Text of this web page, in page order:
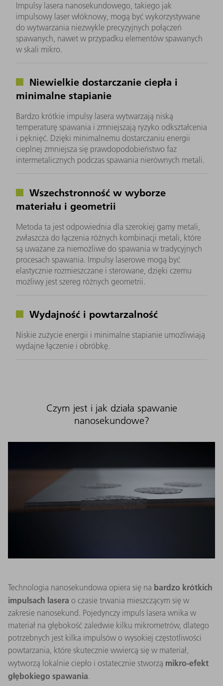
Impulsy lasera nanosekundowego, takiego jak
impulsowy laser włóknowy, mogą być wykorzystywane
do wytwarzania niezwykle precyzyjnych połączeń
spawanych, nawet w przypadku elementów spawanych
w skali mikro.
Niewielkie dostarczanie ciepła i
minimalne stapianie
Bardzo krótkie impulsy lasera wytwarzają niską
temperaturę spawania i zmniejszają ryzyko odkształcenia
i pęknięć. Dzięki minimalnemu dostarczaniu energii
cieplnej zmniejsza się prawdopodobieństwo faz
intermetalicznych podczas spawania nierównych metali.
Wszechstronność w wyborze
materiału i geometrii
Metoda ta jest odpowiednia dla szerokiej gamy metali,
zwłaszcza do łączenia różnych kombinacji metali, które
są uważane za niemożliwe do spawania w tradycyjnych
procesach spawania. Impulsy laserowe mogą być
elastycznie rozmieszczane i sterowane, dzięki czemu
możliwy jest szereg różnych geometrii.
Wydajność i powtarzalność
Niskie zużycie energii i minimalne stapianie umożliwiają
wydajne łączenie i obróbkę.
Czym jest i jak działa spawanie
nanosekundowe?
Technologia nanosekundowa opiera się na bardzo krótkich
impulsach lasera o czasie trwania mieszczącym się w
zakresie nanosekund. Pojedynczy impuls lasera wnika w
materiał na głębokość zaledwie kilku mikrometrów, dlatego
potrzebnych jest kilka impulsów o wysokiej częstotliwości
powtarzania, które skutecznie wwiercą się w materiał,
wytworzą lokalnie ciepło i ostatecznie stworzą mikro-efekt
głębokiego spawania.